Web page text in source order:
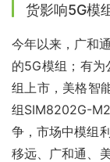
货影响5G模
今年以来，广和
的5G模组；有
组上市，美格智
组SIM8202G-
争，市场中模组
移远、广和通、